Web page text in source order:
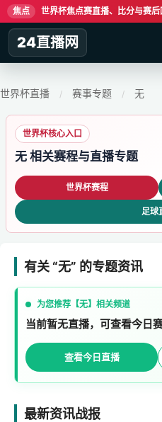
焦点 世界杯焦点赛直播、比分与赛后
24直播网
世界杯直播 / 赛事专题 / 无
世界杯核心入口
无 相关赛程与直播专题
世界杯赛程
足球
有关 “无” 的专题资讯
为您推荐【无】相关频道
当前暂无直播，可查看今日
查看今日直播
最新资讯战报